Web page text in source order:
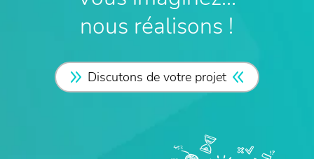
nous réalisons !
Discutons de votre projet